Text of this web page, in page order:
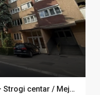
Dvosoban stan – ZENICA – Strogi centar / Mejdandžik